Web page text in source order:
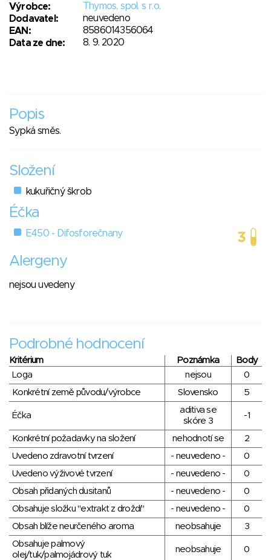
Výrobce:
Thymos, spol. s r.o.
Dodavatel:
neuvedeno
EAN:
8586014356064
Data ze dne:
8. 9. 2020
Popis
Sypká směs.
Složení
kukuřičný škrob
Éčka
E450 - Difosforečnany
Alergeny
nejsou uvedeny
Podrobné hodnocení
Kritérium Poznámka
Body
Loga
nejsou
0
Konkrétní země původu/výrobce
Slovensko 5
Éčka
aditiva se
skóre 3
-1
Konkrétní požadavky na složení nehodnotí se
2
Uvedeno zdravotní tvrzení
- neuvedeno -
0
Uvedeno výživové tvrzení
- neuvedeno -
0
Obsah přidaných dusitanů
- neuvedeno -
0
Obsahuje složku "extrakt z droždí"
- neuvedeno -
0
Obsah blíže neurčeného aroma
neobsahuje
3
Obsahuje palmový
olej/tuk/palmojádrový tuk
neobsahuje 0